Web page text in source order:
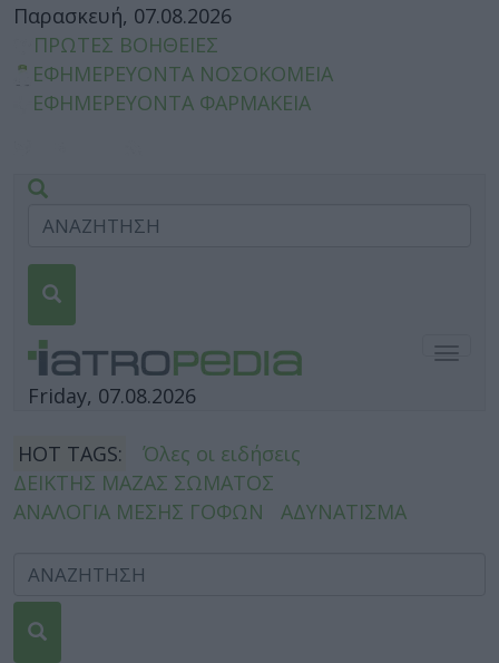
Παρασκευή, 07.08.2026
ΠΡΩΤΕΣ ΒΟΗΘΕΙΕΣ
ΕΦΗΜΕΡΕΥΟΝΤΑ ΝΟΣΟΚΟΜΕΙΑ
ΕΦΗΜΕΡΕΥΟΝΤΑ ΦΑΡΜΑΚΕΙΑ
Friday, 07.08.2026
HOT TAGS:
Όλες οι ειδήσεις
ΔΕΙΚΤΗΣ ΜΑΖΑΣ ΣΩΜΑΤΟΣ
ΑΝΑΛΟΓΙΑ ΜΕΣΗΣ ΓΟΦΩΝ
ΑΔΥΝΑΤΙΣΜΑ